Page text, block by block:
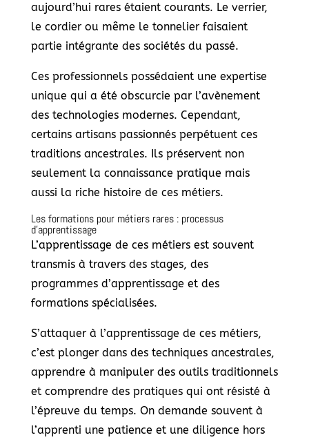
aujourd’hui rares étaient courants. Le verrier,
le cordier ou même le tonnelier faisaient
partie intégrante des sociétés du passé.
Ces professionnels possédaient une expertise
unique qui a été obscurcie par l’avènement
des technologies modernes. Cependant,
certains artisans passionnés perpétuent ces
traditions ancestrales. Ils préservent non
seulement la connaissance pratique mais
aussi la riche histoire de ces métiers.
Les formations pour métiers rares : processus
d’apprentissage
L’apprentissage de ces métiers est souvent
transmis à travers des stages, des
programmes d’apprentissage et des
formations spécialisées.
S’attaquer à l’apprentissage de ces métiers,
c’est plonger dans des techniques ancestrales,
apprendre à manipuler des outils traditionnels
et comprendre des pratiques qui ont résisté à
l’épreuve du temps. On demande souvent à
l’apprenti une patience et une diligence hors